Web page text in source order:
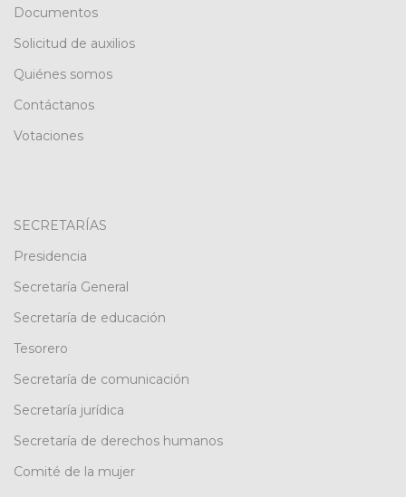
Documentos
Solicitud de auxilios
Quiénes somos
Contáctanos
Votaciones
SECRETARÍAS
Presidencia
Secretaría General
Secretaría de educación
Tesorero
Secretaría de comunicación
Secretaría jurídica
Secretaría de derechos humanos
Comité de la mujer